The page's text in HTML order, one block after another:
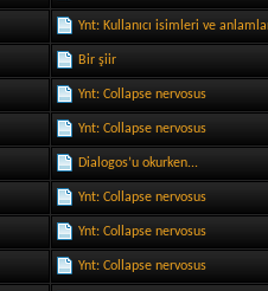
Ynt: Kullanıcı isimleri ve
Bir şiir
Ynt: Collapse nervosus
Ynt: Collapse nervosus
Dialogos’u okurken...
Ynt: Collapse nervosus
Ynt: Collapse nervosus
Ynt: Collapse nervosus